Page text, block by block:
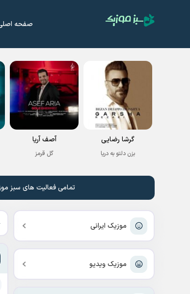
صفحه
گرشا رضایی
بزن دلتو به دریا
آصف آریا
گل قرمز
تمامی فعالیت های سبز
موزیک ایرانی
موزیک ویدیو